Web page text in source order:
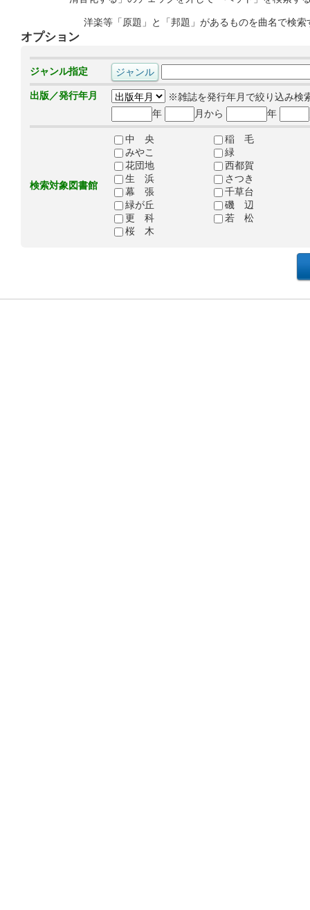
洋楽等「原題」と「邦題」があるものを曲名で検
オプション
ジャンル指定
出版／発行年月
※雑誌を発行年月で絞り込み検
年
月から 年
検索対象図書館
中 央
稲 毛
みやこ
緑
花団地
西都賀
生 浜
さつき
幕 張
千草台
緑が丘
磯 辺
更 科
若 松
桜 木